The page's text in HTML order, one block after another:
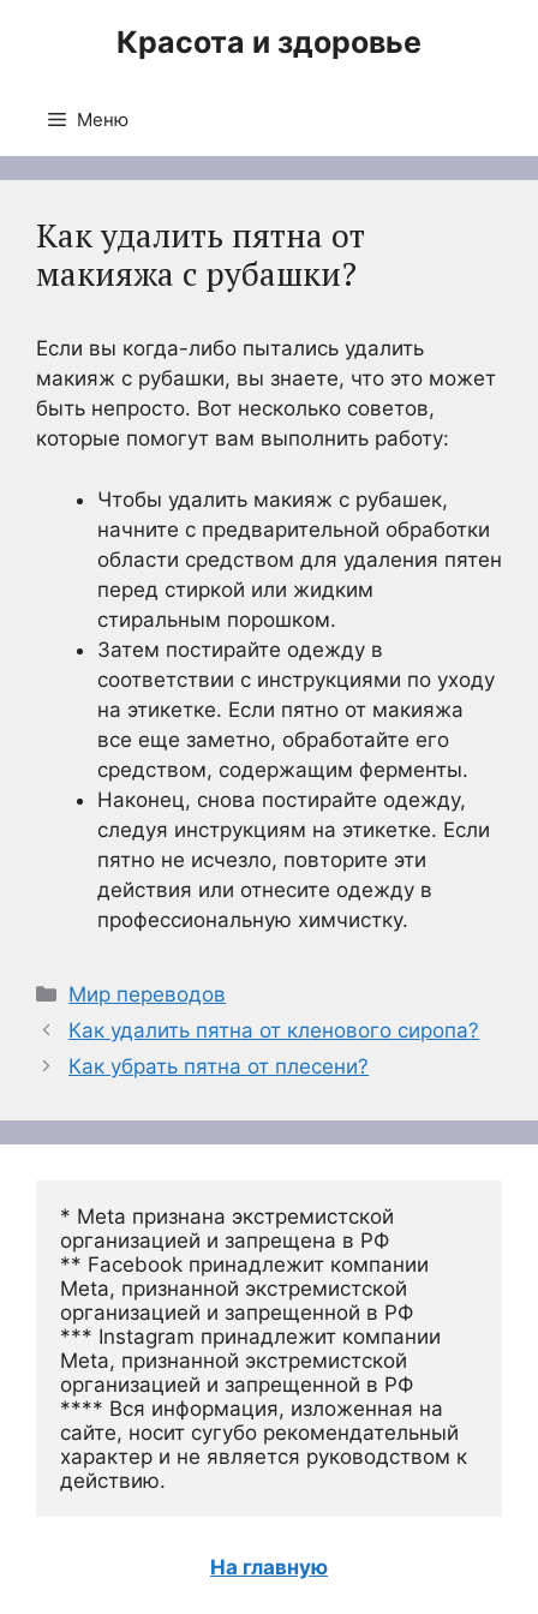
Красота и здоровье
Меню
Как удалить пятна от
макияжа с рубашки?
Если вы когда-либо пытались удалить
макияж с рубашки, вы знаете, что это может
быть непросто. Вот несколько советов,
которые помогут вам выполнить работу:
Чтобы удалить макияж с рубашек,
начните с предварительной обработки
области средством для удаления пятен
перед стиркой или жидким
стиральным порошком.
Затем постирайте одежду в
соответствии с инструкциями по уходу
на этикетке. Если пятно от макияжа
все еще заметно, обработайте его
средством, содержащим ферменты.
Наконец, снова постирайте одежду,
следуя инструкциям на этикетке. Если
пятно не исчезло, повторите эти
действия или отнесите одежду в
профессиональную химчистку.
Рубрики
Мир переводов
Как удалить пятна от кленового сиропа?
Как убрать пятна от плесени?
* Meta признана экстремистской
организацией и запрещена в РФ
** Facebook принадлежит компании
Meta, признанной экстремистской
организацией и запрещенной в РФ
*** Instagram принадлежит компании
Meta, признанной экстремистской
организацией и запрещенной в РФ
**** Вся информация, изложенная на
сайте, носит сугубо рекомендательный
характер и не является руководством к
действию.
На главную